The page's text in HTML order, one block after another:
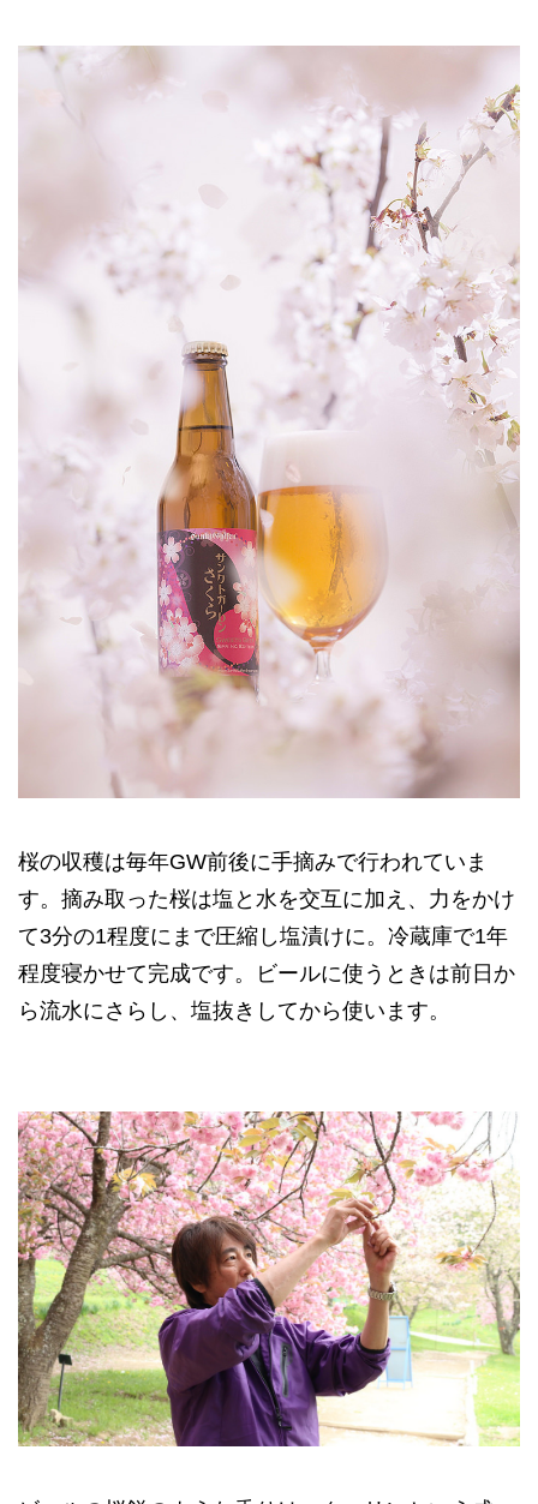
桜の収穫は毎年GW前後に手摘みで行われていま
す。摘み取った桜は塩と水を交互に加え、力をかけ
て3分の1程度にまで圧縮し塩漬けに。冷蔵庫で1年
程度寝かせて完成です。ビールに使うときは前日か
ら流水にさらし、塩抜きしてから使います。